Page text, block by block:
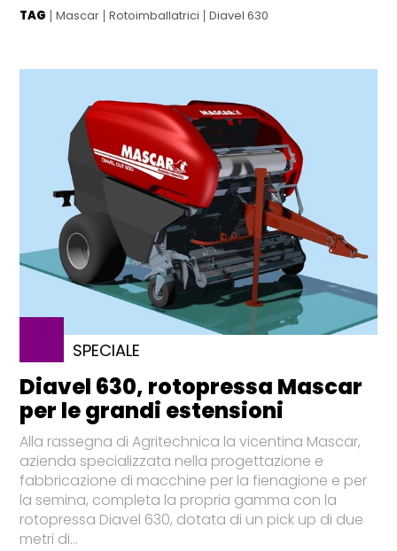
TAG Mascar Rotoimballatrici Diavel 630
SPECIALE
Diavel 630, rotopressa Mascar
per le grandi estensioni
Alla rassegna di Agritechnica la vicentina Mascar,
azienda specializzata nella progettazione e
fabbricazione di macchine per la fienagione e per
la semina, completa la propria gamma con la
rotopressa Diavel 630, dotata di un pick up di due
metri di...